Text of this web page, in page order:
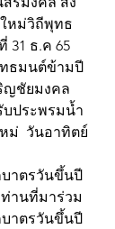
หม่วิถีพุทธ
31 ธ.ค 65
ทธมนต์ข้ามปี
ญชัยมงคล
บประพรมน้ำ
ม่  วันอาทิตย์
บาตรวันขึ้นปี
านที่มาร่วม
าตรวันขึ้นปี